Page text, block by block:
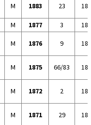
M 1883 23
M 1877 3
M 1876 9
M 1875 66/83
M 1872 2
M 1871 29